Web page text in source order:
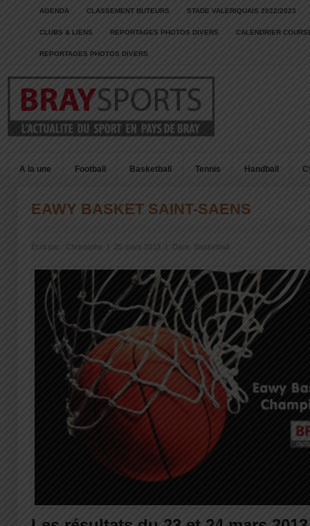
AGENDA CLASSEMENT BUTEURS STADE VALERIQUAIS 2022/2023
CLUBS & LIENS REPORTAGES PHOTOS DIVERS CALENDRIER
REPORTAGES PHOTOS DIVERS
A la une Football Basketball Tennis Handball
EAWY BASKET SAINT-SAENS
Écrit par : Christophe 25 mars 2013 Dans : Basketball